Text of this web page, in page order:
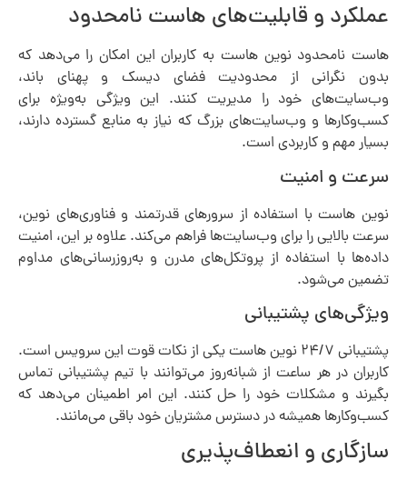
عملکرد و قابلیت‌های هاست نامحدود
هاست نامحدود نوین هاست به کاربران این امکان را می‌دهد که
بدون نگرانی از محدودیت فضای دیسک و پهنای باند،
وب‌سایت‌های خود را مدیریت کنند. این ویژگی به‌ویژه برای
کسب‌وکارها و وب‌سایت‌های بزرگ که نیاز به منابع گسترده دارند،
بسیار مهم و کاربردی است.
سرعت و امنیت
نوین هاست با استفاده از سرورهای قدرتمند و فناوری‌های نوین،
سرعت بالایی را برای وب‌سایت‌ها فراهم می‌کند. علاوه بر این، امنیت
داده‌ها با استفاده از پروتکل‌های مدرن و به‌روزرسانی‌های مداوم
تضمین می‌شود.
ویژگی‌های پشتیبانی
پشتیبانی ۲۴/۷ نوین هاست یکی از نکات قوت این سرویس است.
کاربران در هر ساعت از شبانه‌روز می‌توانند با تیم پشتیبانی تماس
بگیرند و مشکلات خود را حل کنند. این امر اطمینان می‌دهد که
کسب‌وکارها همیشه در دسترس مشتریان خود باقی می‌مانند.
سازگاری و انعطاف‌پذیری